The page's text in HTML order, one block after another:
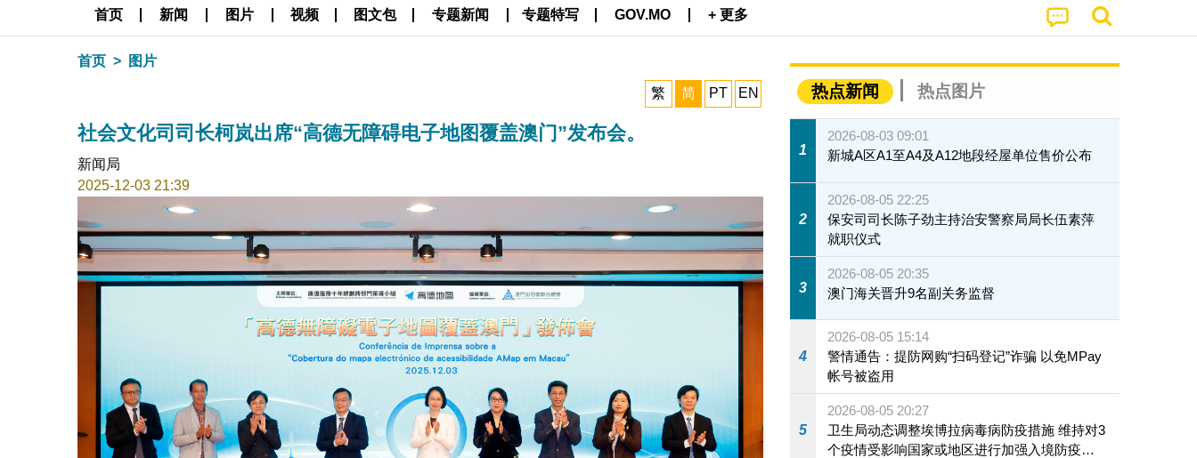
首页 新闻 图片 视频 图文包 专题新闻 专题特写 GOV.MO + 更多
首页 图片
繁 简 PT EN
社会文化司司长柯岚出席“高德无障碍电子地图覆盖澳门”发布会。
新闻局
2025-12-03 21:39
热点新闻 热点图片
1
2026-08-03 09:01
新城A区A1至A4及A12地段经屋单位售价公布
2
2026-08-05 22:25
保安司司长陈子劲主持治安警察局局长伍素萍
就职仪式
3
2026-08-05 20:35
澳门海关晋升9名副关务监督
4
2026-08-05 15:14
警情通告：提防网购“扫码登记”诈骗 以免MPay
帐号被盗用
5
2026-08-05 20:27
卫生局动态调整埃博拉病毒病防疫措施 维持对3
个疫情受影响国家或地区进行加强入境防疫措